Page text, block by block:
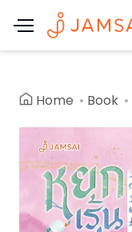
Home Book